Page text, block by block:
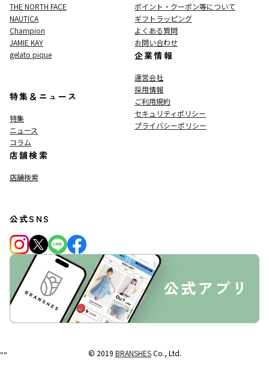
THE NORTH FACE
NAUTICA
Champion
JAMIE KAY
gelato pique
特集＆ニュース
特集
ニュース
コラム
店舗検索
店舗検索
ポイント・クーポン等について
ギフトラッピング
よくある質問
お問い合わせ
企業情報
運営会社
採用情報
ご利用規約
セキュリティポリシー
プライバシーポリシー
公式SNS
© 2019 BRANSHESCo., Ltd.
""